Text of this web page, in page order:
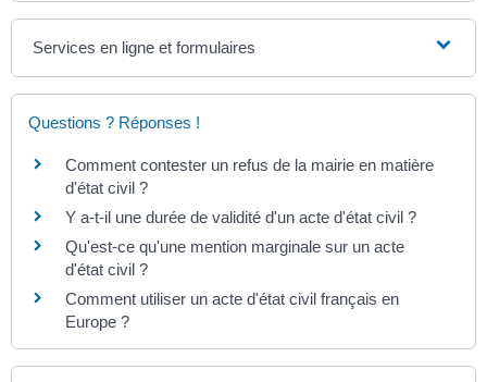
Services en ligne et formulaires
Questions ? Réponses !
Comment contester un refus de la mairie en matière
d'état civil ?
Y a-t-il une durée de validité d'un acte d'état civil ?
Qu'est-ce qu'une mention marginale sur un acte
d'état civil ?
Comment utiliser un acte d'état civil français en
Europe ?